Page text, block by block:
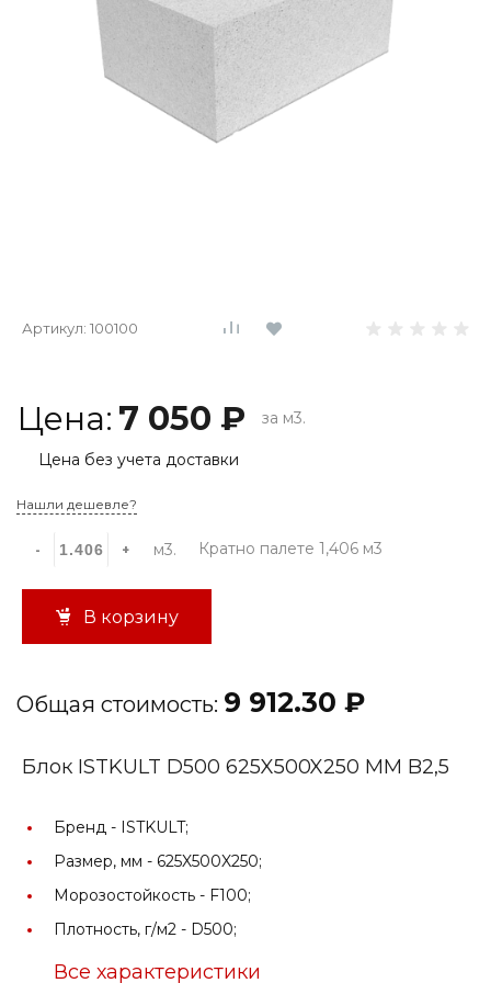
Артикул: 100100
Цена: 7 050 ₽ за м3.
Цена без учета доставки
Общая стоимость: 9 912.30 ₽
Нашли дешевле?
- + м3. Кратно палете 1,406 м3
В корзину
Блок ISTKULT D500 625X500X250 ММ B2,5
Бренд - ISTKULT;
Размер, мм - 625X500X250;
Морозостойкость - F100;
Плотность, г/м2 - D500;
Все характеристики